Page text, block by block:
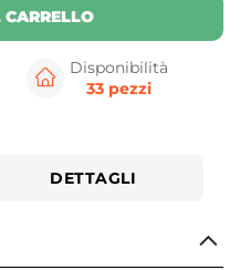
Disponibilità
33 pezzi
DETTAGLI